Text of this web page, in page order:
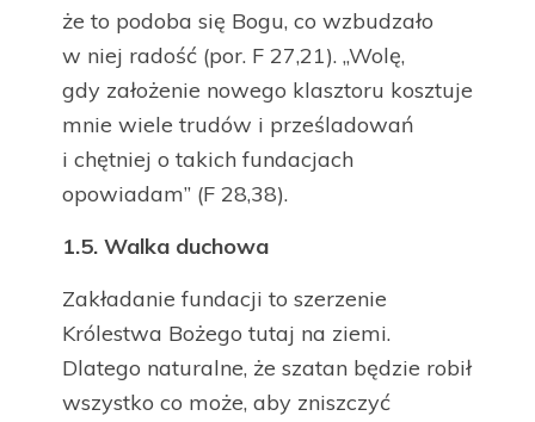
że to podoba się Bogu, co wzbudzało
w niej radość (por. F 27,21). „Wolę,
gdy założenie nowego klasztoru kosztuje
mnie wiele trudów i prześladowań
i chętniej o takich fundacjach
opowiadam” (F 28,38).
1.5. Walka duchowa
Zakładanie fundacji to szerzenie
Królestwa Bożego tutaj na ziemi.
Dlatego naturalne, że szatan będzie robił
wszystko co może, aby zniszczyć